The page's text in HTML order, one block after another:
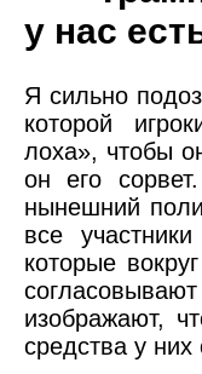
у нас
Я сильно
которой
лоха», чтобы
он его
нынешний
все
которые
изображают,
средства у